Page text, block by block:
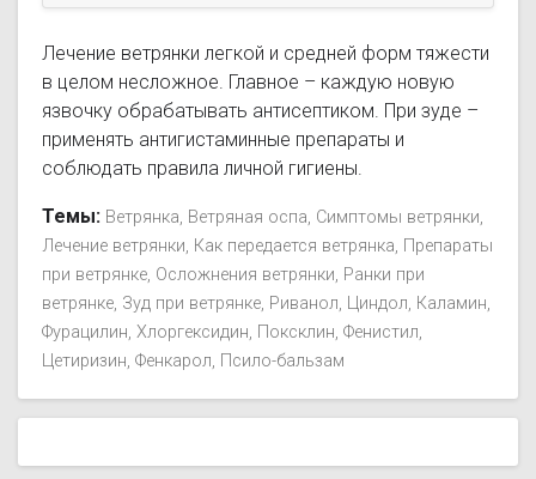
Лечение ветрянки легкой и средней форм тяжести
в целом несложное. Главное – каждую новую
язвочку обрабатывать антисептиком. При зуде –
применять антигистаминные препараты и
соблюдать правила личной гигиены.
Темы: Ветрянка Ветряная оспа Симптомы ветрянки
Лечение ветрянки Как передается ветрянка Препараты
при ветрянке Осложнения ветрянки Ранки при
ветрянке Зуд при ветрянке Риванол Циндол Каламин
Фурацилин Хлоргексидин Поксклин Фенистил
Цетиризин Фенкарол Псило-бальзам